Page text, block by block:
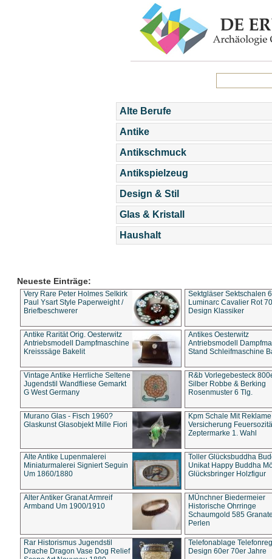
Alte Berufe
Antike
Antikschmuck
Antikspielzeug
Design & Stil
Glas & Kristall
Haushalt
Neueste Einträge:
Very Rare Peter Holmes Selkirk
Paul Ysart Style Paperweight /
Briefbeschwerer
Sektgläser Sektschalen
Luminarc Cavalier Rot
Design Klassiker
Antike Rarität Orig. Oesterwitz
Antriebsmodell Dampfmaschine
Kreisssäge Bakelit
Antikes Oesterwitz
Antriebsmodell
Stand Schleifmaschine
Vintage Antike Herrliche Seltene
Jugendstil Wandfliese Gemarkt
G West Germany
R&b Vorlegebesteck
Silber Robbe & Berking
Rosenmuster 6 Tlg.
Murano Glas - Fisch 1960?
Glaskunst Glasobjekt Mille Fiori
Kpm Schale Mit Reklame
Versicherung
Zeptermarke 1. Wahl
Alte Antike Lupenmalerei
Miniaturmalerei Signiert Seguin
Um 1860/1880
Toller Glücksbuddha
Unikat Happy Buddha
Glücksbringer Holzfigur
Alter Antiker Granat Armreif
Armband Um 1900/1910
MÜnchner Biedermeier
Historische Ohrringe
Schaumgold 585
Perlen
Rar Historismus Jugendstil
Drache Dragon Vase Dog Relief
Telefonablage
Design 60er 70er Jahre